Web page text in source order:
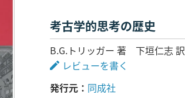
考古学的思考の歴史
B.G.トリッガー 著 下垣仁志 訳
レビューを書く
発行元
同成社